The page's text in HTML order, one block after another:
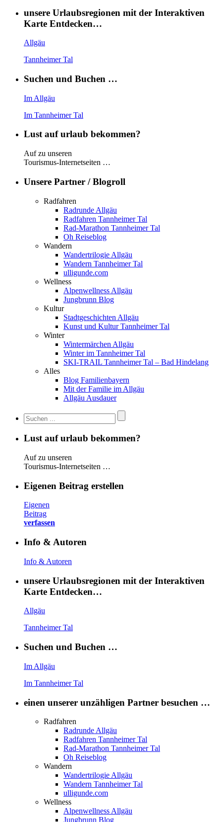
unsere Urlaubsregionen mit der Interaktiven
Karte Entdecken…
Allgäu
Tannheimer Tal
Suchen und Buchen …
Im Allgäu
Im Tannheimer Tal
Lust auf urlaub bekommen?
Auf zu unseren
Tourismus-Internetseiten …
Unsere Partner / Blogroll
Radfahren
Radrunde Allgäu
Radfahren Tannheimer Tal
Rad-Marathon Tannheimer Tal
Oh Reiseblog
Wandern
Wandertrilogie Allgäu
Wandern Tannheimer Tal
ulligunde.com
Wellness
Alpenwellness Allgäu
Jungbrunn Blog
Kultur
Stadtgeschichten Allgäu
Kunst und Kultur Tannheimer Tal
Winter
Wintermärchen Allgäu
Winter im Tannheimer Tal
SKI-TRAIL Tannheimer Tal – Bad Hindelang
Alles
Blog Familienbayern
Mit der Familie im Allgäu
Allgäu Ausdauer
Lust auf urlaub bekommen?
Auf zu unseren
Tourismus-Internetseiten …
Eigenen Beitrag erstellen
Eigenen
Beitrag
verfassen
Info & Autoren
Info & Autoren
unsere Urlaubsregionen mit der Interaktiven
Karte Entdecken…
Allgäu
Tannheimer Tal
Suchen und Buchen …
Im Allgäu
Im Tannheimer Tal
einen unserer unzähligen Partner besuchen …
Radfahren
Radrunde Allgäu
Radfahren Tannheimer Tal
Rad-Marathon Tannheimer Tal
Oh Reiseblog
Wandern
Wandertrilogie Allgäu
Wandern Tannheimer Tal
ulligunde.com
Wellness
Alpenwellness Allgäu
Jungbrunn Blog